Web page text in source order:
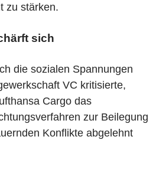
zu stärken.
sich
die sozialen Spannungen
VC kritisierte,
Cargo das
zur Beilegung
Konflikte abgelehnt